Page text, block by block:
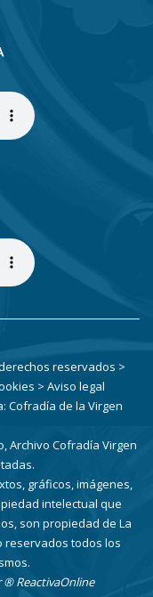
reservados >
> Aviso legal
Cofradía de la Virgen
Archivo Cofradía Virgen
gráficos, imágenes,
intelectual que
son propiedad de La
reservados todos los
® ReactivaOnline